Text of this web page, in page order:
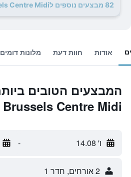
82 מבצעים נוספים לPullman Brussels Centre Midi
אודות חוות דעת מלונות דומים
Brussels Centre Midi
ו' 14.08 -
2 אורחים, חדר 1